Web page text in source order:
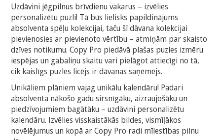
Uzdāvini jēgpilnus brīvdienu vakarus – izvēlies
personalizētu puzli! Tā būs lielisks papildinājums
absolventa spēļu kolekcijai, taču šī dāvana kolekcijai
pievienosies ar pievienoto vērtību – atmiņām par skaisto
dzīves notikumu. Copy Pro piedāvā plašas puzles izmēru
iespējas un gabaliņu skaitu vari pielāgot attiecīgi no tā,
cik kaislīgs puzles licējs ir dāvanas saņēmējs.
Unikāliem plāniem vajag unikālu kalendāru! Padari
absolventa nākošo gadu sirsnīgāku, aizraujošāku un
piedzīvojumiem bagātāku – uzdāvini personalizētu
kalendāru. Izvēlies visskaistākās bildes, vismīļākos
novēlējumus un kopā ar Copy Pro radi mīlestības pilnu